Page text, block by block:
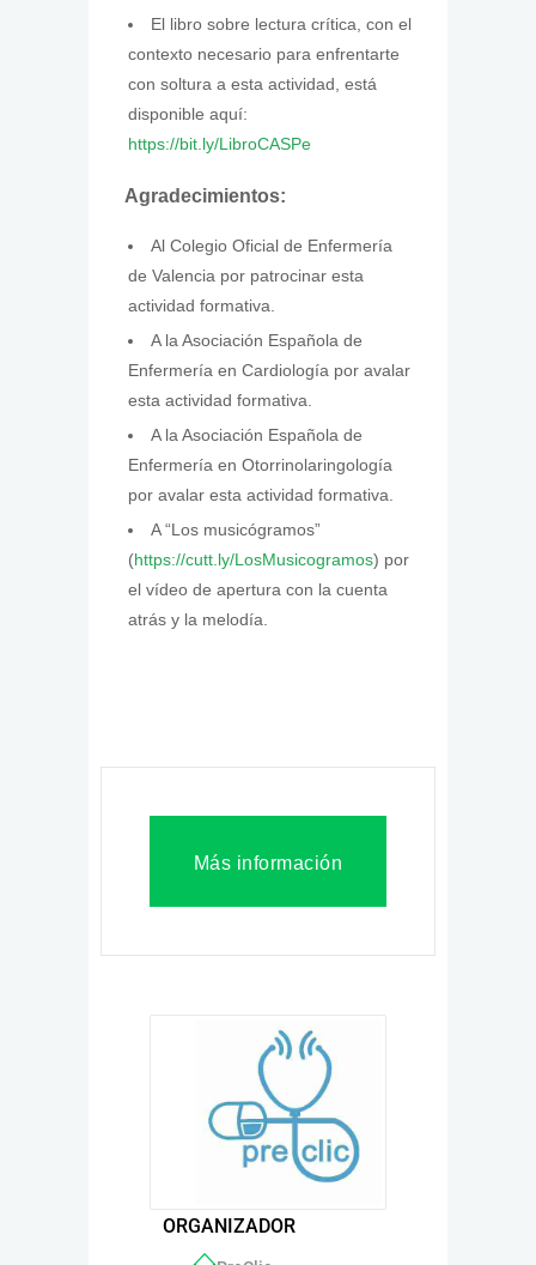
El libro sobre lectura crítica, con el
contexto necesario para enfrentarte
con soltura a esta actividad, está
disponible aquí:
https://bit.ly/LibroCASPe
Agradecimientos:
Al Colegio Oficial de Enfermería
de Valencia por patrocinar esta
actividad formativa.
A la Asociación Española de
Enfermería en Cardiología por avalar
esta actividad formativa.
A la Asociación Española de
Enfermería en Otorrinolaringología
por avalar esta actividad formativa.
A “Los musicógramos”
(https://cutt.ly/LosMusicogramos) por
el vídeo de apertura con la cuenta
atrás y la melodía.
Más información
ORGANIZADOR